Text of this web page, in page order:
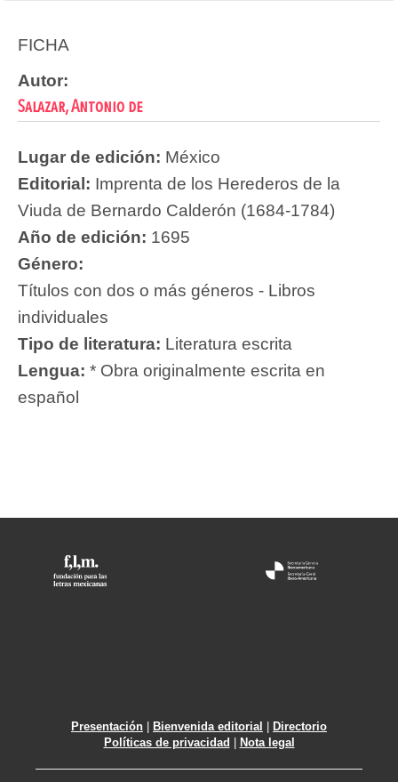
FICHA
Autor:
Salazar, Antonio de
Lugar de edición: México
Editorial: Imprenta de los Herederos de la
Viuda de Bernardo Calderón (1684-1784)
Año de edición: 1695
Género:
Títulos con dos o más géneros - Libros
individuales
Tipo de literatura: Literatura escrita
Lengua: * Obra originalmente escrita en
español
Presentación Bienvenida editorial
Directorio
Políticas de privacidad
Nota legal